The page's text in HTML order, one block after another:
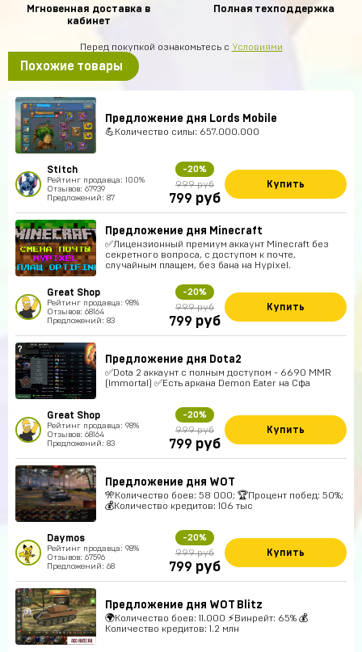
Мгновенная доставка в
кабинет
Полная техподдержка
Перед покупкой ознакомьтесь с Условиями
Похожие товары
Предложение дня Lords Mobile
💪Количество силы: 657.000.000
Stitch
Рейтинг продавца: 100%
Отзывов: 67939
Предложений: 87
-20%
999 руб
799 руб
Купить
Предложение дня Minecraft
✅Лицензионный премиум аккаунт Minecraft без
секретного вопроса, с доступом к почте,
случайным плащем, без бана на Hypixel.
Great Shop
Рейтинг продавца: 98%
Отзывов: 68164
Предложений: 83
-20%
999 руб
799 руб
Купить
Предложение дня Dota2
✅Dota 2 аккаунт с полным доступом - 6690 MMR
(Immortal) ✅Есть аркана Demon Eater на Сфа
Great Shop
Рейтинг продавца: 98%
Отзывов: 68164
Предложений: 83
-20%
999 руб
799 руб
Купить
Предложение дня WOT
🎌Количество боев: 58 000; 🏆Процент побед: 50%;
💰Количество кредитов: 106 тыс
Daymos
Рейтинг продавца: 98%
Отзывов: 67596
Предложений: 68
-20%
999 руб
799 руб
Купить
Предложение дня WOT Blitz
🌍Количество боев: 11.000 ⚡Винрейт: 65% 💰
Количество кредитов: 1.2 млн